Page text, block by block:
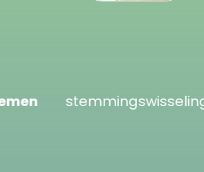
stemmingswisselingen